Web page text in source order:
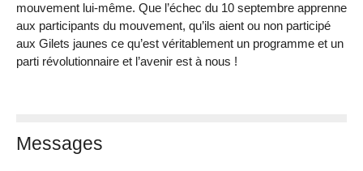
mouvement lui-même. Que l’échec du 10 septembre apprenne
aux participants du mouvement, qu’ils aient ou non participé
aux Gilets jaunes ce qu’est véritablement un programme et un
parti révolutionnaire et l’avenir est à nous !
Messages